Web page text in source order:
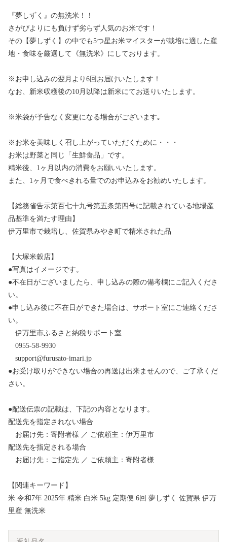
『夢しずく』の無洗米！！
さがびよりにも負けず劣らず人気のお米です！
その【夢しずく】の中でも5つ星お米マイスターが栽培に適した産
地・食味を厳選して《無洗米》にしております。
※お申し込みの翌月より6回お届けいたします！
なお、新米収穫後の10月以降は新米にてお送りいたします。
※米袋が予告なく変更になる場合がございます｡
※お米を美味しく召し上がっていただくために・・・
お米は野菜と同じ「生鮮食品」です。
精米後、1ヶ月以内の消費をお願いいたします。
また、1ヶ月で食べきれる量でのお申込みをお勧めいたします。
【総務省告示第百七十九号第五条第四号に記載されている地場産
品基準を満たす理由】
伊万里市で栽培し、佐賀県みやき町で精米された品
【大塚米穀店】
●写真はイメージです。
●不在日がございましたら、申し込みの際の備考欄にご記入くださ
い。
●申し込み後に不在日ができた場合は、サポート室にご連絡くださ
い。
伊万里市ふるさと納税サポート室
0955-58-9930
support@furusato-imari.jp
●お受け取りができない場合の再送は出来ませんので、ご了承くだ
さい。
●配送伝票の記載は、下記の内容となります。
配送先を指定されない場合
お届け先：寄附者様 ／ ご依頼主：伊万里市
配送先を指定される場合
お届け先：ご指定先 ／ ご依頼主：寄附者様
【関連キーワード】
米 令和7年 2025年 精米 白米 5kg 定期便 6回 夢しずく 佐賀県 伊万
里産 無洗米